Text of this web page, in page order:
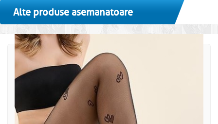
Alte produse asemanatoare